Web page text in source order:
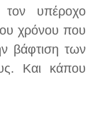
υπέροχο
χρόνου που
βάφτιση των
Και κάπου